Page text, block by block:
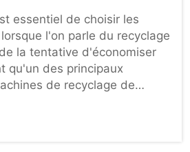
essentiel de choisir les
l'on parle du recyclage
la tentative d'économiser
qu'un des principaux
de recyclage de
Xinhe a des conseils
vous être utiles...